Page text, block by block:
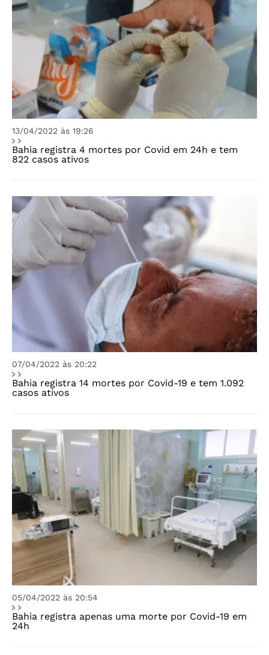
13/04/2022 às 19:26
Bahia registra 4 mortes por Covid em 24h e tem
822 casos ativos
07/04/2022 às 20:22
Bahia registra 14 mortes por Covid-19 e tem 1.092
casos ativos
05/04/2022 às 20:54
Bahia registra apenas uma morte por Covid-19 em
24h